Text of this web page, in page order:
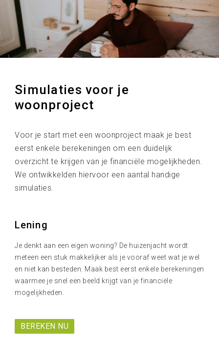
Simulaties voor je
woonproject
Voor je start met een woonproject maak je best
eerst enkele berekeningen om een duidelijk
overzicht te krijgen van je financiële mogelijkheden.
We ontwikkelden hiervoor een aantal handige
simulaties.
Lening
Je denkt aan een eigen woning? De huizenjacht wordt
meteen een stuk makkelijker als je vooraf weet wat je wel
en niet kan besteden. Maak best eerst enkele berekeningen
waarmee je snel een beeld krijgt van je financiële
mogelijkheden.
BEREKEN NU